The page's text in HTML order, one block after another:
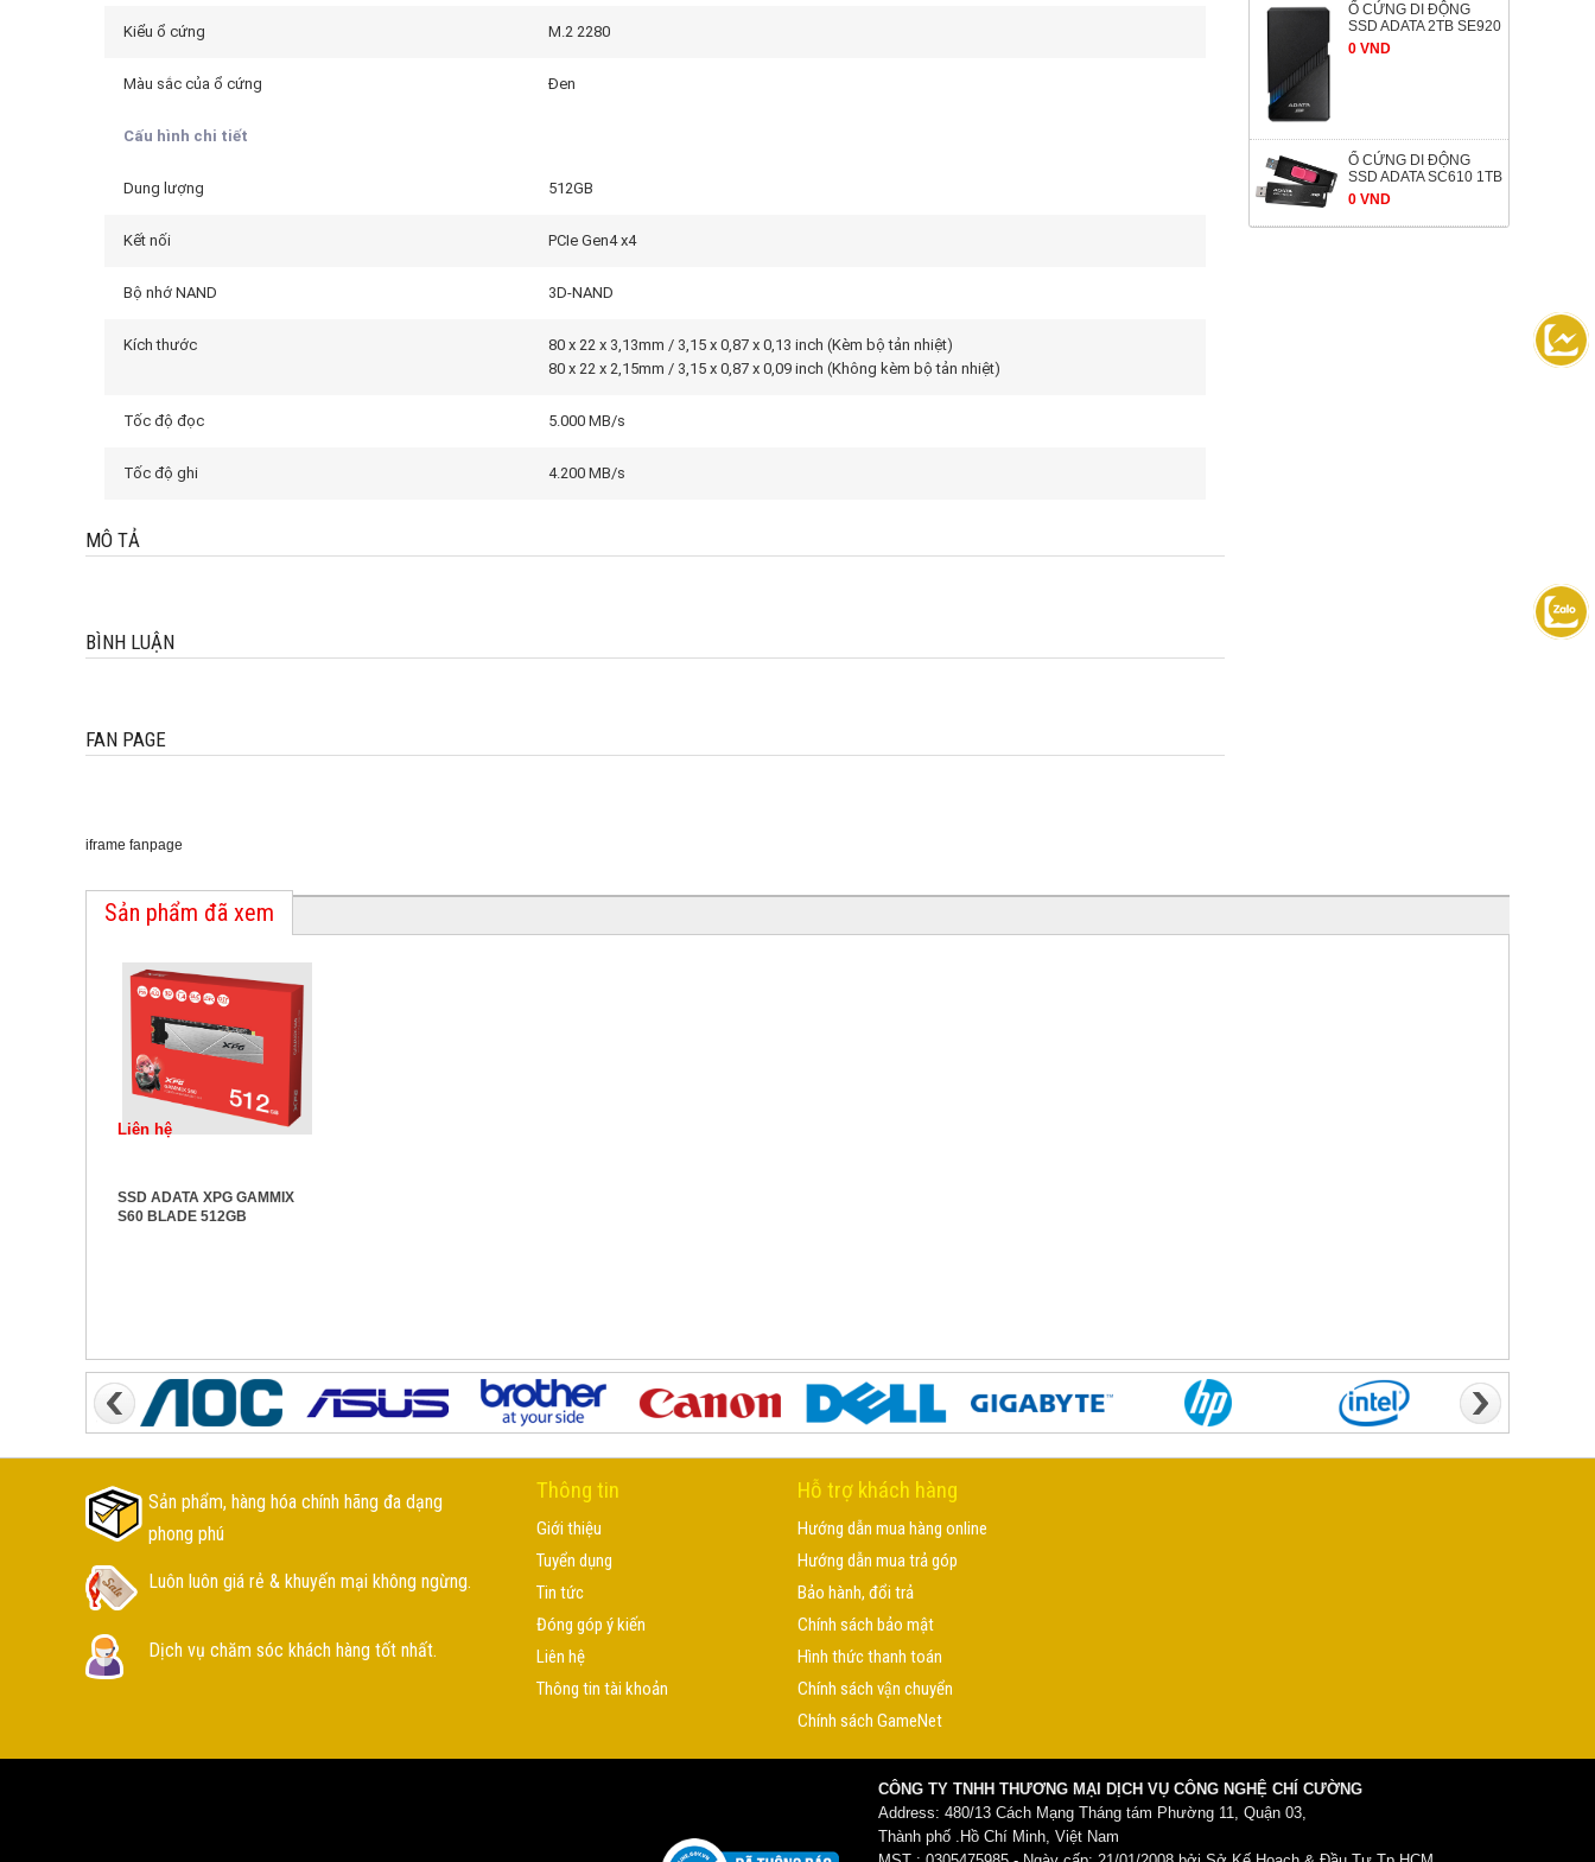
Kiểu ổ cứng M.2 2280
Màu sắc của ổ cứng Đen
Cấu hình chi tiết
Dung lượng 512GB
Kết nối PCIe Gen4 x4
Bộ nhớ NAND 3D-NAND
Kích thước
80 x 22 x 3,13mm / 3,15 x 0,87 x 0,13 inch (Kèm bộ tản nhiệt)
80 x 22 x 2,15mm / 3,15 x 0,87 x 0,09 inch (Không kèm bộ tản nhiệt)
Tốc độ đọc 5.000 MB/s
Tốc độ ghi 4.200 MB/s
MÔ TẢ
BÌNH LUẬN
FAN PAGE
iframe fanpage
Ổ CỨNG DI ĐỘNG
SSD ADATA 2TB SE920
0 VND
Ổ CỨNG DI ĐỘNG
SSD ADATA SC610 1TB
0 VND
Sản phẩm đã xem
Liên hệ
SSD ADATA XPG GAMMIX
S60 BLADE 512GB
Sản phẩm, hàng hóa chính hãng đa dạng
phong phú
Luôn luôn giá rẻ & khuyến mại không ngừng.
Dịch vụ chăm sóc khách hàng tốt nhất.
Thông tin
Giới thiệu
Tuyển dụng
Tin tức
Đóng góp ý kiến
Liên hệ
Thông tin tài khoản
Hỗ trợ khách hàng
Hướng dẫn mua hàng online
Hướng dẫn mua trả góp
Bảo hành, đổi trả
Chính sách bảo mật
Hình thức thanh toán
Chính sách vận chuyển
Chính sách GameNet
CÔNG TY TNHH THƯƠNG MẠI DỊCH VỤ CÔNG NGHỆ CHÍ CƯỜNG
Address: 480/13 Cách Mạng Tháng tám Phường 11, Quận 03,
Thành phố .Hồ Chí Minh, Việt Nam